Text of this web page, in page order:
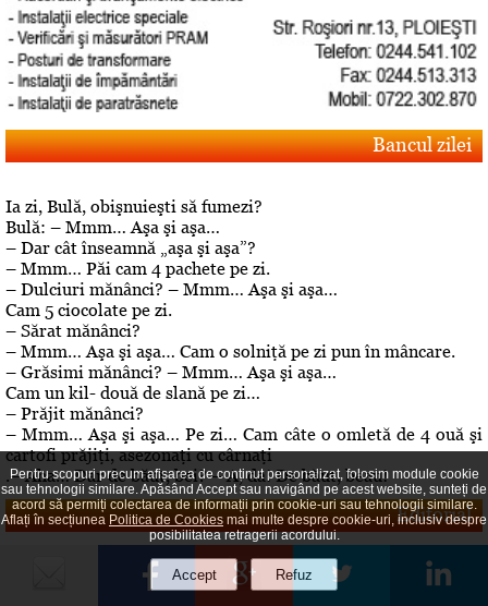
Bancul zilei
Ia zi, Bulă, obişnuieşti să fumezi?
Bulă: – Mmm… Aşa şi aşa…
– Dar cât înseamnă „aşa şi aşa”?
– Mmm… Păi cam 4 pachete pe zi.
– Dulciuri mănânci? – Mmm… Aşa şi aşa…
Cam 5 ciocolate pe zi.
– Sărat mănânci?
– Mmm… Aşa şi aşa… Cam o solniţă pe zi pun în mâncare.
– Grăsimi mănânci? – Mmm… Aşa şi aşa…
Cam un kil- două de slană pe zi…
– Prăjit mănânci?
– Mmm… Aşa şi aşa… Pe zi… Cam câte o omletă de 4 ouă şi
cartofi prăjiţi, asezonaţi cu cârnaţi
.– Aha… Dar de băut, bei? – A, da! De băut, beau!
Editorial
Despre "cazul" Gheboasa
A luat foc internetul, au navalit deontologii, au explodat
Pentru scopuri precum afișarea de conținut personalizat, folosim module cookie
sau tehnologii similare. Apăsând Accept sau navigând pe acest website, sunteți de
acord să permiți colectarea de informații prin cookie-uri sau tehnologii similare.
Aflați în secțiunea Politica de Cookies mai multe despre cookie-uri, inclusiv despre
posibilitatea retragerii acordului.